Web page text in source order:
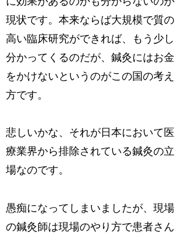
現状です。本来ならば大規模で質の
高い臨床研究ができれば、もう少し
分かってくるのだが、鍼灸にはお金
をかけないというのがこの国の考え
方です。
悲しいかな、それが日本において医
療業界から排除されている鍼灸の立
場なのです。
愚痴になってしまいましたが、現場
の鍼灸師は現場のやり方で患者さん